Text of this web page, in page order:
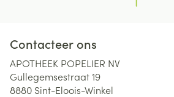
Contacteer ons
APOTHEEK POPELIER NV
Gullegemsestraat 19
8880 Sint-Eloois-Winkel